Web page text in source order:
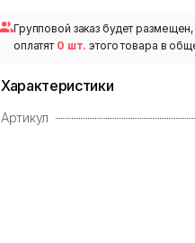
Групповой заказ будет
оплатят 0 шт. этого товара в
Характеристики
Артикул